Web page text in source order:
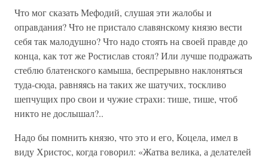
Что мог сказать Мефодий, слушая эти жалобы и
оправдания? Что не пристало славянскому князю вести
себя так малодушно? Что надо стоять на своей правде до
конца, как тот же Ростислав стоял? Или лучше подражать
стеблю блатенского камыша, беспрерывно наклоняться
туда-сюда, равняясь на таких же шатучих, тоскливо
шепчущих про свои и чужие страхи: тише, тише, чтоб
никто не дослышал?..
Надо бы помнить князю, что это и его, Коцела, имел в
виду Христос, когда говорил: «Жатва велика, а делателей